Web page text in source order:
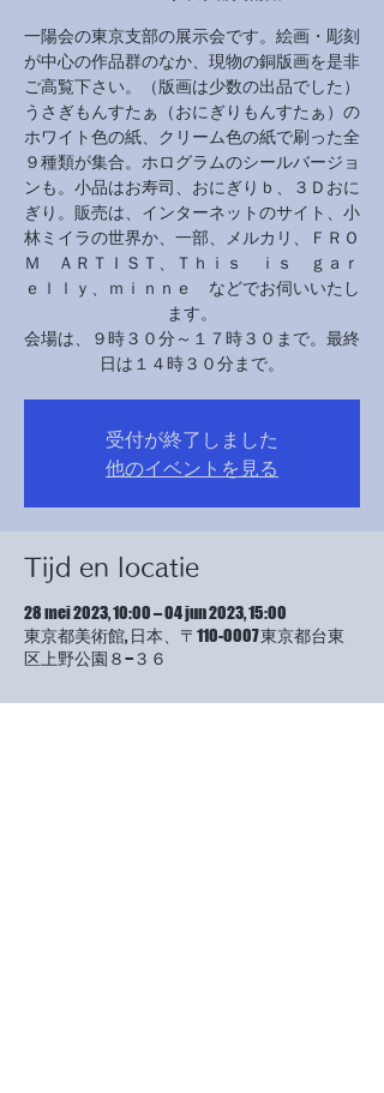
一陽会の東京支部の展示会です。絵画・彫刻
が中心の作品群のなか、現物の銅版画を是非
ご高覧下さい。（版画は少数の出品でした）
うさぎもんすたぁ（おにぎりもんすたぁ）の
ホワイト色の紙、クリーム色の紙で刷った全
９種類が集合。ホログラムのシールバージョ
ンも。小品はお寿司、おにぎりｂ、３Ｄおに
ぎり。販売は、インターネットのサイト、小
林ミイラの世界か、一部、メルカリ、ＦＲＯ
Ｍ ＡＲＴＩＳＴ、Ｔｈｉｓ ｉｓ ｇａｒ
ｅｌｌｙ、ｍｉｎｎｅ などでお伺いいたし
ます。
会場は、９時３０分～１７時３０まで。最終
日は１４時３０分まで。
受付が終了しました
他のイベントを見る
Tijd en locatie
28 mei 2023, 10:00 – 04 jun 2023, 15:00
東京都美術館, 日本、〒110-0007 東京都台東
区上野公園８−３６